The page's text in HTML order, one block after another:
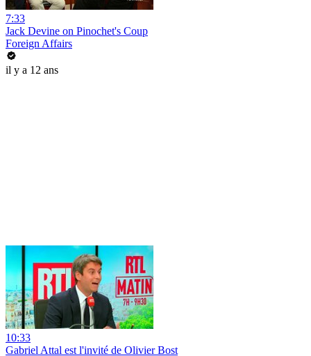
7:33
Jack Devine on Pinochet's Coup
Foreign Affairs
il y a 12 ans
10:33
Gabriel Attal est l'invité de Olivier Bost